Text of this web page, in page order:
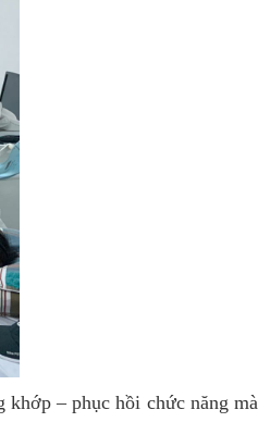
– phục hồi chức năng mà